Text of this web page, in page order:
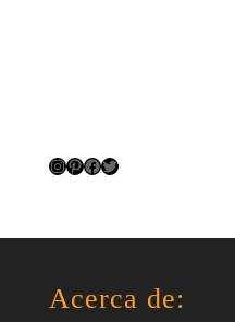
Instagram
Pinterest
Facebook
Twitter
Acerca de: